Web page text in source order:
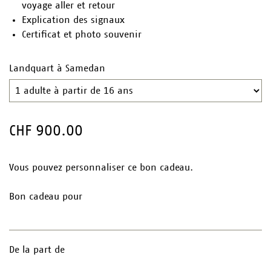
voyage aller et retour
Explication des signaux
Certificat et photo souvenir
Landquart à Samedan
CHF 900.00
Vous pouvez personnaliser ce bon cadeau.
Bon cadeau pour
De la part de